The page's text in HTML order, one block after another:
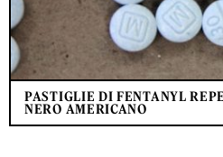
PASTIGLIE DI FENTANYL
NERO AMERICANO